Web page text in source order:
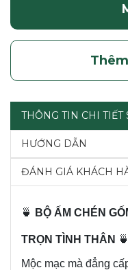
THÔNG TIN CHI TIẾT
HƯỚNG DẪN
ĐÁNH GIÁ KHÁCH
🍵 BỘ ẤM CHÉN
TRỌN TÌNH THÂN 🍵
Mộc mạc mà đẳng